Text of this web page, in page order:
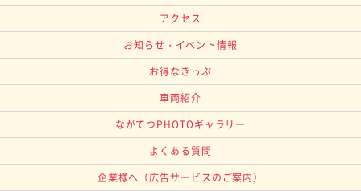
アクセス
お知らせ・イベント情報
お得なきっぷ
車両紹介
ながてつPHOTOギャラリー
よくある質問
企業様へ （広告サービスのご案内）